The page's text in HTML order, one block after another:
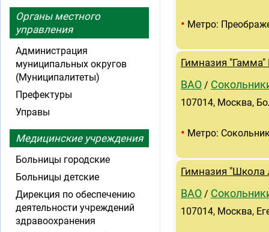
• Метро:
Гимназия
ВАО /
107014, Москва,
• Метро:
Гимназия
ВАО /
107014, Москва,
Органы местного
управления
Администрация
муниципальных округов
(Муниципалитеты)
Префектуры
Управы
Медицинские учреждения
Больницы городские
Больницы детские
Дирекция по обеспечению
деятельности учреждений
здравоохранения